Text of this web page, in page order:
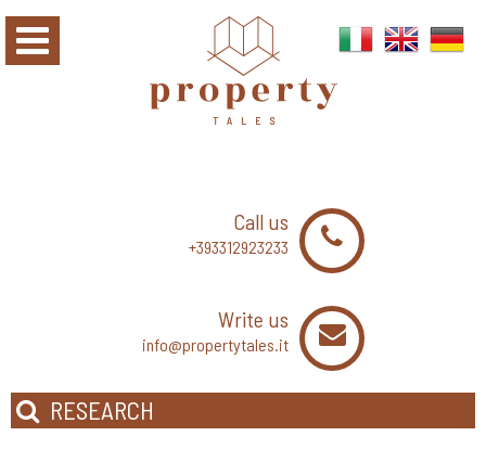
Call us
+393312923233
Write us
info@propertytales.it
RESEARCH